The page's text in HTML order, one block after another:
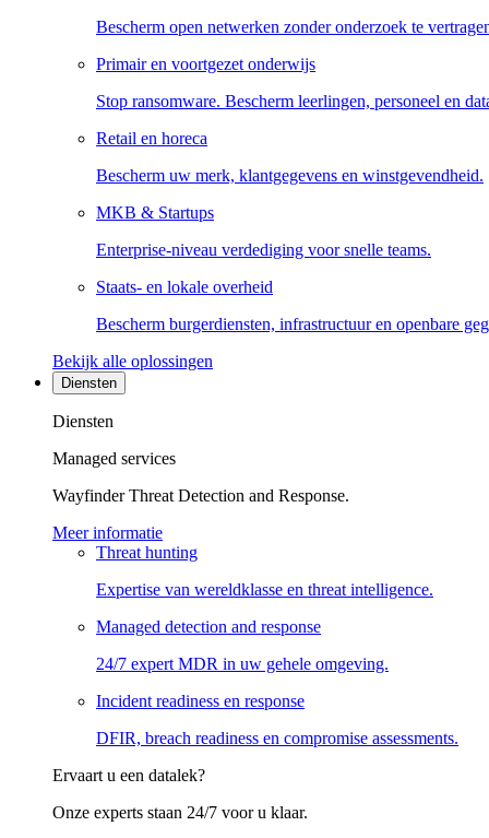
Bescherm open netwerken zonder onderzoek te
Primair en voortgezet onderwijs
Stop ransomware. Bescherm leerlingen, personeel en
Retail en horeca
Bescherm uw merk, klantgegevens en winstgevendheid.
MKB & Startups
Enterprise-niveau verdediging voor snelle teams.
Staats- en lokale overheid
Bescherm burgerdiensten, infrastructuur en openbare
Bekijk alle oplossingen
Diensten
Diensten
Managed services
Wayfinder Threat Detection and Response.
Meer informatie
Threat hunting
Expertise van wereldklasse en threat intelligence.
Managed detection and response
24/7 expert MDR in uw gehele omgeving.
Incident readiness en response
DFIR, breach readiness en compromise assessments.
Ervaart u een datalek?
Onze experts staan 24/7 voor u klaar.